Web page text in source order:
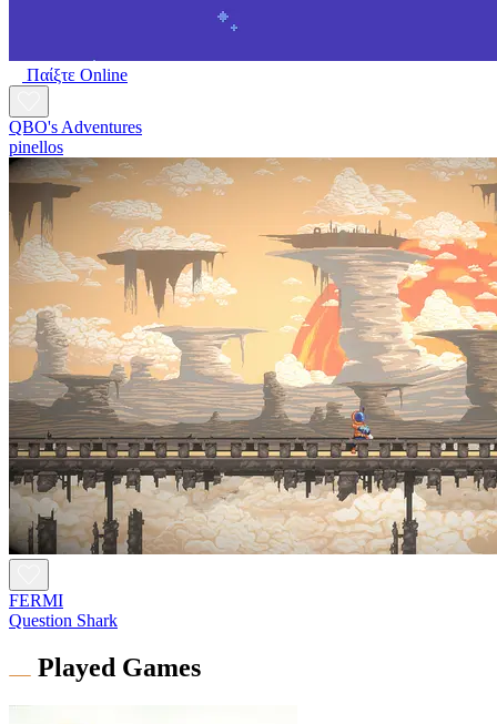
Παίξτε Online
QBO's Adventures
pinellos
FERMI
Question Shark
Played Games